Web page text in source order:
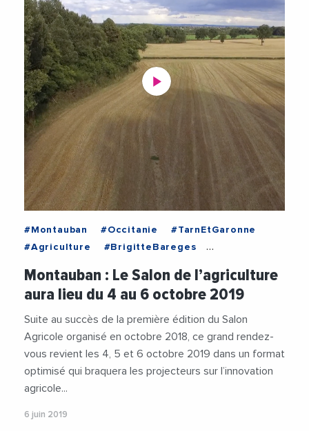
#Montauban #Occitanie
#TarnEtGaronne
#Agriculture
#BrigitteBareges
#Decideurs
#Economie
#Innovation
#Montauban
#Occitanie
#TarnEtGaronne
#ThierryDeville
#Videos
Montauban : Le Salon de l’agriculture
aura lieu du 4 au 6 octobre 2019
Suite au succès de la première édition du Salon
Agricole organisé en octobre 2018, ce grand rendez-
vous revient les 4, 5 et 6 octobre 2019 dans un format
optimisé qui braquera les projecteurs sur l’innovation
agricole...
6 juin 2019